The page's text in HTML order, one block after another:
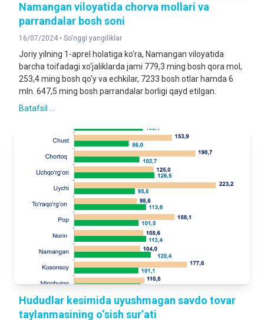
Namangan viloyatida chorva mollari va
parrandalar bosh soni
16/07/2024 • So'nggi yangiliklar
Joriy yilning 1-aprel holatiga ko'ra, Namangan viloyatida
barcha toifadagi xo‘jaliklarda jami 779,3 ming bosh qora mol,
253,4 ming bosh qo‘y va echkilar, 7233 bosh otlar hamda 6
mln. 647,5 ming bosh parrandalar borligi qayd etilgan.
Batafsil ...
Hududlar kesimida uyushmagan savdo tovar
taylanmasining o‘sish sur’ati